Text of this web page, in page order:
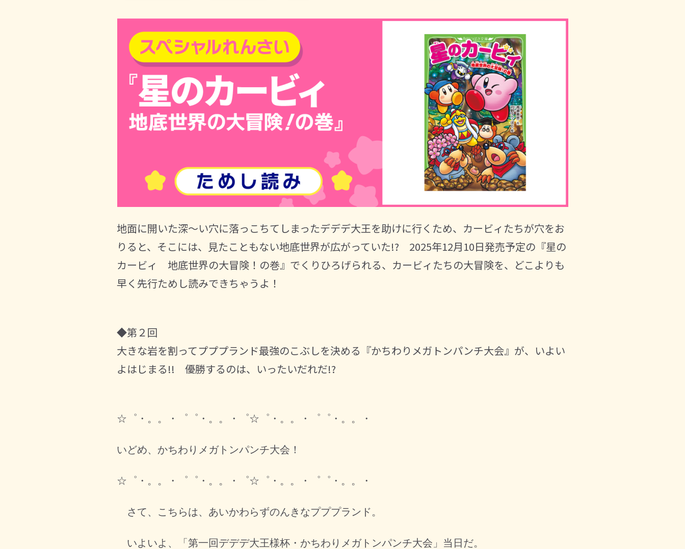
地面に開いた深～い穴に落っこちてしまったデデデ大王を助けに行くため、カービィたちが穴をお
りると、そこには、見たこともない地底世界が広がっていた!? 2025年12月10日発売予定の『星の
カービィ 地底世界の大冒険！の巻』でくりひろげられる、カービィたちの大冒険を、どこよりも
早く先行ためし読みできちゃうよ！
◆第２回
大きな岩を割ってプププランド最強のこぶしを決める『かちわりメガトンパンチ大会』が、いよい
よはじまる!! 優勝するのは、いったいだれだ!?
☆゜・。。・゜゜・。。・゜☆゜・。。・゜゜・。。・
いどめ、かちわりメガトンパンチ大会！
☆゜・。。・゜゜・。。・゜☆゜・。。・゜゜・。。・
さて、こちらは、あいかわらずのんきなプププランド。
いよいよ、「第一回デデデ大王様杯・かちわりメガトンパンチ大会」当日だ。